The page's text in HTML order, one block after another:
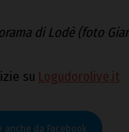
di Lodè (foto
su Logudorolive.it
anche da Facebook